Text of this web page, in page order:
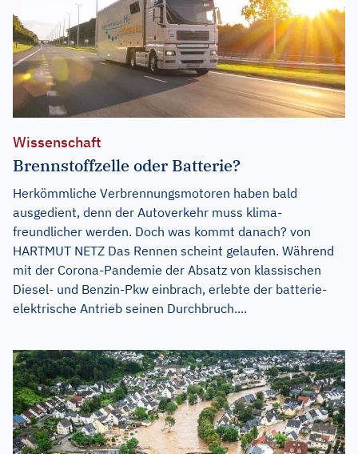
Wissenschaft
Brennstoffzelle oder Batterie?
Herkömmliche Verbrennungsmotoren haben bald
ausgedient, denn der Autoverkehr muss klima-
freundlicher werden. Doch was kommt danach? von
HARTMUT NETZ Das Rennen scheint gelaufen. Während
mit der Corona-Pandemie der Absatz von klassischen
Diesel- und Benzin-Pkw einbrach, erlebte der batterie-
elektrische Antrieb seinen Durchbruch....